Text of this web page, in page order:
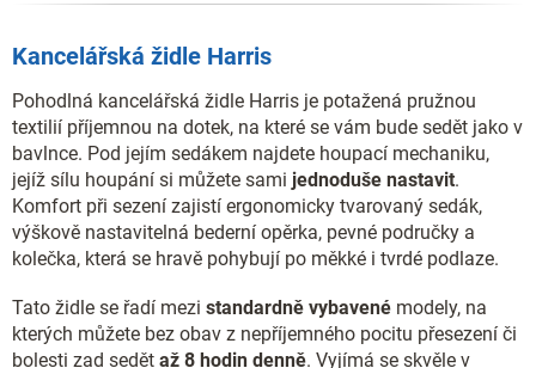
Kancelářská židle Harris
Pohodlná kancelářská židle Harris je potažená pružnou
textilií příjemnou na dotek, na které se vám bude sedět jako v
bavlnce. Pod jejím sedákem najdete houpací mechaniku,
jejíž sílu houpání si můžete sami jednoduše nastavit.
Komfort při sezení zajistí ergonomicky tvarovaný sedák,
výškově nastavitelná bederní opěrka, pevné područky a
kolečka, která se hravě pohybují po měkké i tvrdé podlaze.
Tato židle se řadí mezi standardně vybavené modely, na
kterých můžete bez obav z nepříjemného pocitu přesezení či
bolesti zad sedět až 8 hodin denně. Vyjímá se skvěle v